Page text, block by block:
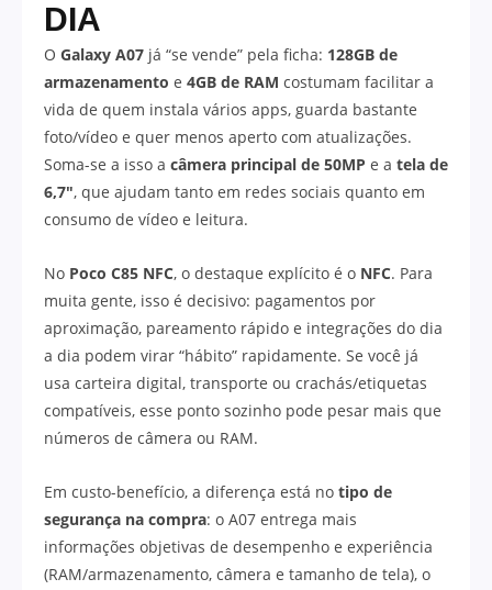
DIA
O Galaxy A07 já “se vende” pela ficha: 128GB de
armazenamento e 4GB de RAM costumam facilitar a
vida de quem instala vários apps, guarda bastante
foto/vídeo e quer menos aperto com atualizações.
Soma-se a isso a câmera principal de 50MP e a tela de
6,7″, que ajudam tanto em redes sociais quanto em
consumo de vídeo e leitura.
No Poco C85 NFC, o destaque explícito é o NFC. Para
muita gente, isso é decisivo: pagamentos por
aproximação, pareamento rápido e integrações do dia
a dia podem virar “hábito” rapidamente. Se você já
usa carteira digital, transporte ou crachás/etiquetas
compatíveis, esse ponto sozinho pode pesar mais que
números de câmera ou RAM.
Em custo-benefício, a diferença está no tipo de
segurança na compra: o A07 entrega mais
informações objetivas de desempenho e experiência
(RAM/armazenamento, câmera e tamanho de tela), o